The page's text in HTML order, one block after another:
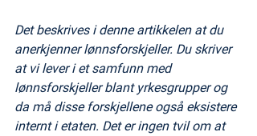
Det beskrives i denne artikkelen at du
anerkjenner lønnsforskjeller. Du skriver
at vi lever i et samfunn med
lønnsforskjeller blant yrkesgrupper og
da må disse forskjellene også eksistere
internt i etaten. Det er ingen tvil om at